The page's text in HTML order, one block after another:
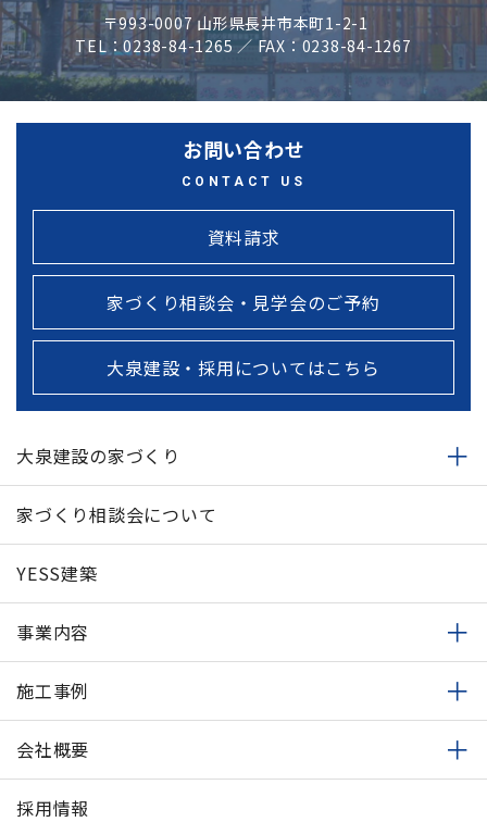
〒993-0007 山形県長井市本町1-2-1
TEL：0238-84-1265 ／ FAX：0238-84-1267
お問い合わせ
CONTACT US
資料請求
家づくり相談会・見学会のご予約
大泉建設・採用についてはこちら
大泉建設の家づくり
家づくり相談会について
YESS建築
事業内容
施工事例
会社概要
採用情報